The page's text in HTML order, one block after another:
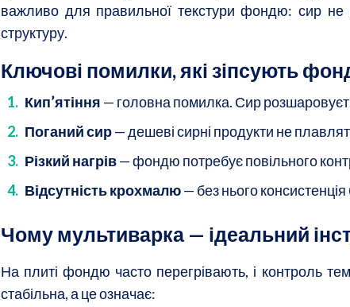
важливо для правильної текстури фондю: сир не
структуру.
Ключові помилки, які зіпсують
Кип’ятіння — головна помилка. Сир
Поганий сир— дешеві сирні продукти не
Різкий нагрів— фондю потребує повільного
Відсутність крохмалю— без нього
Чому мультиварка — ідеальний
На плиті фондю часто перегрівають, і контроль
стабільна, а це означає: